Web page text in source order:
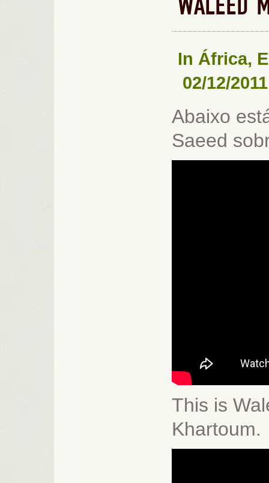
WALEED
In África,
02/12/2011
Abaixo
Saeed
This is
Khartoum.